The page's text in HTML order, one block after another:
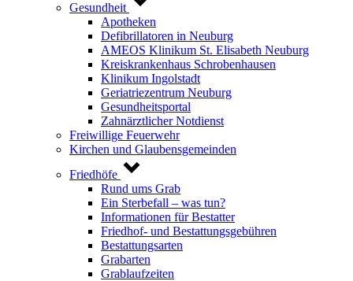
Gesundheit
Apotheken
Defibrillatoren in Neuburg
AMEOS Klinikum St. Elisabeth Neuburg
Kreiskrankenhaus Schrobenhausen
Klinikum Ingolstadt
Geriatriezentrum Neuburg
Gesundheitsportal
Zahnärztlicher Notdienst
Freiwillige Feuerwehr
Kirchen und Glaubensgemeinden
Friedhöfe
Rund ums Grab
Ein Sterbefall – was tun?
Informationen für Bestatter
Friedhof- und Bestattungsgebühren
Bestattungsarten
Grabarten
Grablaufzeiten